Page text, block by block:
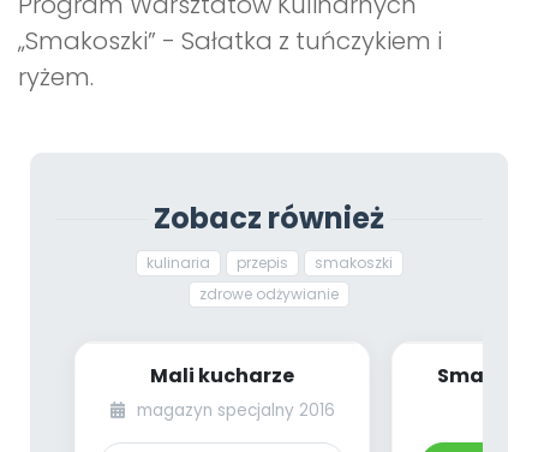
Archiwalne numery
Pomoc
Promocje
„Smakoszki” - Sałatka z tuńczykiem i
ryżem.
Zobacz również
kulinaria przepis
smakoszki
zdrowe odżywianie
Mali kucharze
magazyn specjalny 2016